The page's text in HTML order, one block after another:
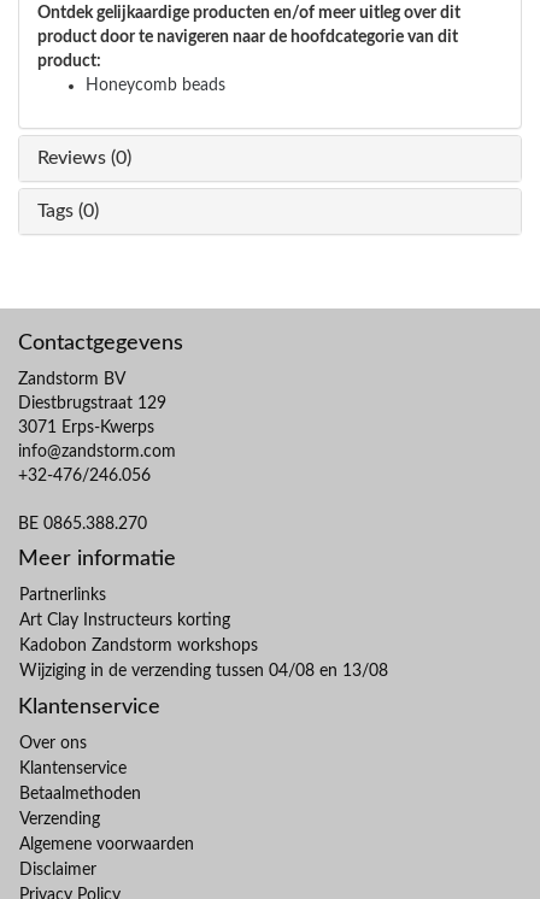
Ontdek gelijkaardige producten en/of meer uitleg over dit
product door te navigeren naar de hoofdcategorie van dit
product:
Honeycomb beads
Reviews (0)
Tags (0)
Contactgegevens
Zandstorm BV
Diestbrugstraat 129
3071 Erps-Kwerps
info@zandstorm.com
+32-476/246.056
BE 0865.388.270
Meer informatie
Partnerlinks
Art Clay Instructeurs korting
Kadobon Zandstorm workshops
Wijziging in de verzending tussen 04/08 en 13/08
Klantenservice
Over ons
Klantenservice
Betaalmethoden
Verzending
Algemene voorwaarden
Disclaimer
Privacy Policy